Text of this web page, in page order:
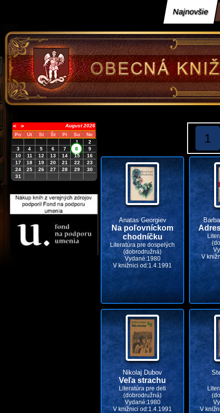
Najnovšie
< >
August 2026
Po
Ut St Št Pi So
Ne
1
2
3
4 5 6 7 8
9
10
11 12 13 14 15
16
17
18 19 20 21 22
23
24
25 26 27 28 29
30
31
1
Anatas Georgiev
Na poľovníckom
chodníčku
Literatúra pre dospelých
(dobrodružná)
Vydané:1980
V knižnici od:1.4.1991
V
Nikolaj Dubov
Veľa strachu
Literatúra pre deti
(dobrodružná)
Vydané:1980
V knižnici od:1.4.1991
V